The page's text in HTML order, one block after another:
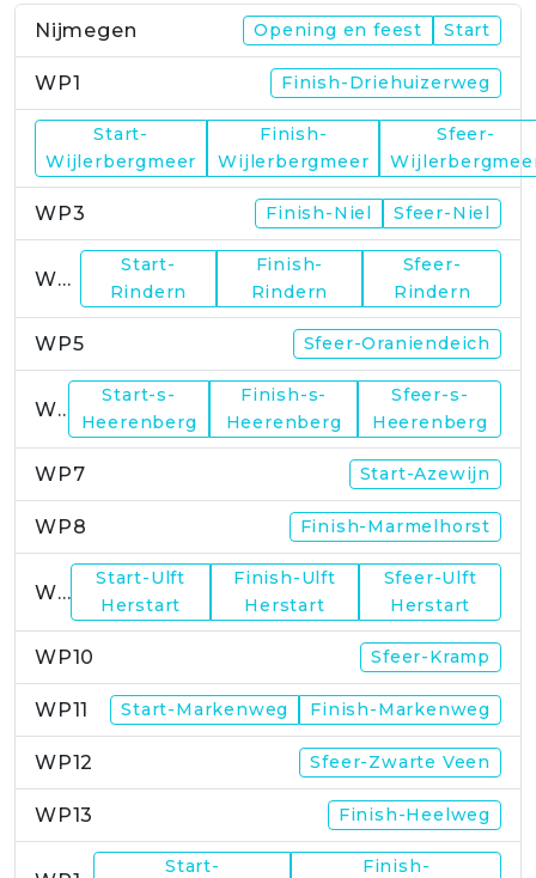
Nijmegen Opening en feest Start
WP1 Finish-Driehuizerweg
WP2
Start-
Wijlerbergmeer
Finish-
Wijlerbergmeer
Sfeer-
WP3 Finish-Niel Sfeer-Niel
WP4
Start-
Rindern
Finish-
Rindern
Sfeer-
Rindern
WP5 Sfeer-Oraniendeich
WP6
Start-s-
Heerenberg
Finish-s-
Heerenberg
Sfeer-s-
Heerenberg
WP7 Start-Azewijn
WP8 Finish-Marmelhorst
WP9
Start-Ulft
Herstart
Finish-Ulft
Herstart
Sfeer-Ulft
Herstart
WP10 Sfeer-Kramp
WP11 Start-Markenweg Finish-Markenweg
WP12 Sfeer-Zwarte Veen
WP13 Finish-Heelweg
Start- Finish-